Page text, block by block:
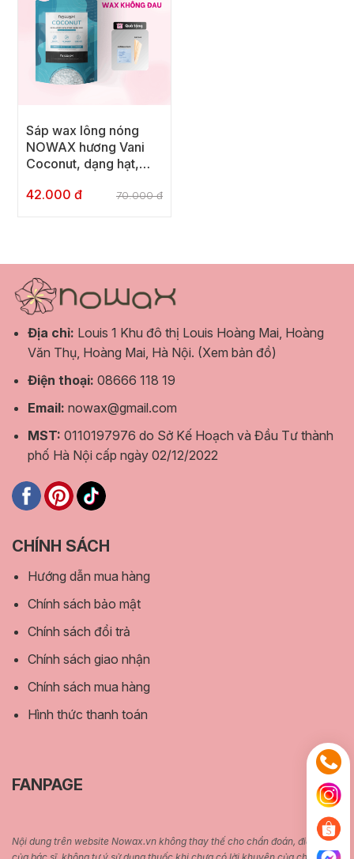
Sáp wax lông nóng
NOWAX hương Vani
Coconut, dạng hạt,
nhựa thông, waxing
42.000 đ 70.000 đ
Địa chỉ: Louis 1 Khu đô thị Louis Hoàng Mai, Hoàng
Văn Thụ, Hoàng Mai, Hà Nội. (Xem bản đồ)
Điện thoại: 08666 118 19
Email: nowax@gmail.com
MST: 0110197976 do Sở Kế Hoạch và Đầu Tư thành
phố Hà Nội cấp ngày 02/12/2022
CHÍNH SÁCH
Hướng dẫn mua hàng
Chính sách bảo mật
Chính sách đổi trả
Chính sách giao nhận
Chính sách mua hàng
Hình thức thanh toán
FANPAGE
Nội dung trên website Nowax.vn không thay thế cho chẩn đoán, điều trị